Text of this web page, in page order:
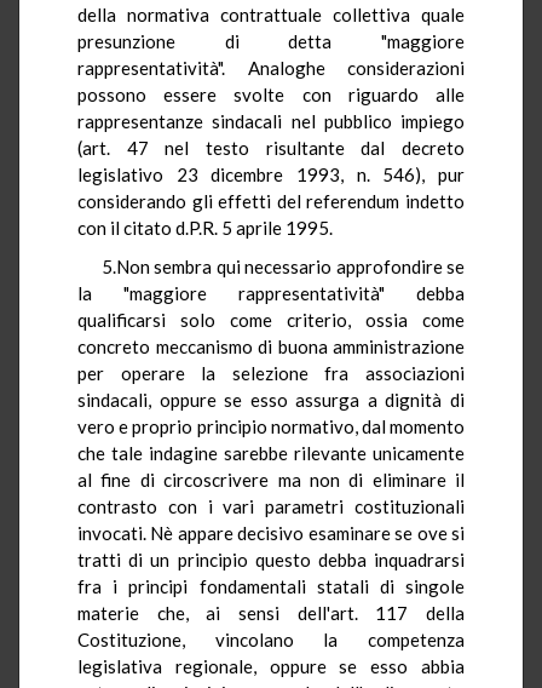
della normativa contrattuale collettiva quale
presunzione di detta "maggiore
rappresentatività". Analoghe considerazioni
possono essere svolte con riguardo alle
rappresentanze sindacali nel pubblico impiego
(art. 47 nel testo risultante dal decreto
legislativo 23 dicembre 1993, n. 546), pur
considerando gli effetti del referendum indetto
con il citato d.P.R. 5 aprile 1995.
5.Non sembra qui necessario approfondire se
la "maggiore rappresentatività" debba
qualificarsi solo come criterio, ossia come
concreto meccanismo di buona amministrazione
per operare la selezione fra associazioni
sindacali, oppure se esso assurga a dignità di
vero e proprio principio normativo, dal momento
che tale indagine sarebbe rilevante unicamente
al fine di circoscrivere ma non di eliminare il
contrasto con i vari parametri costituzionali
invocati. Nè appare decisivo esaminare se ove si
tratti di un principio questo debba inquadrarsi
fra i principi fondamentali statali di singole
materie che, ai sensi dell'art. 117 della
Costituzione, vincolano la competenza
legislativa regionale, oppure se esso abbia